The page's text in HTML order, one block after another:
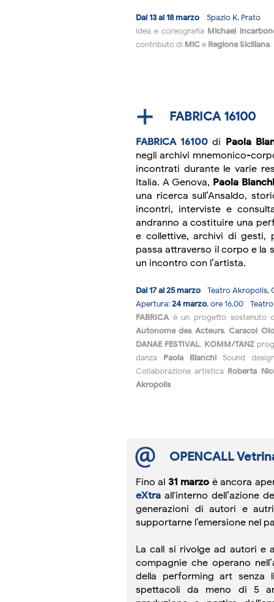
Dal 13 al 18 marzo - Spazio K, Prato
Idea e coreografia Michael
contributo di MiCe Regione Siciliana
FABRICA 16100
FABRICA 16100 di Paola
negli archivi mnemonico-
incontrati durante le varie
Italia. A Genova, Paola Bianchi
una ricerca sull’Ansaldo,
incontri, interviste e
andranno a costituire una
e collettive, archivi di gesti,
passa attraverso il corpo e la
un incontro con l’artista.
Dal 17 al 25 marzo - Teatro Akropolis,
Apertura:24 marzo, ore 16,00 -
FABRICAè un progetto sostenuto
Autonome des Acteurs,Caracol
DANAE FESTIVAL, KOMM/TANZ
danza Paola Bianchi Sound
Collaborazione artistica Roberta
Akropolis
OPENCALL
Fino al 31 marzo è ancora
eXtra all'interno dell’azione
generazioni di autori e
supportarne l’emersione nel
La call si rivolge ad autori e
compagnie che operano
della performing art senza
spettacoli da meno di 5